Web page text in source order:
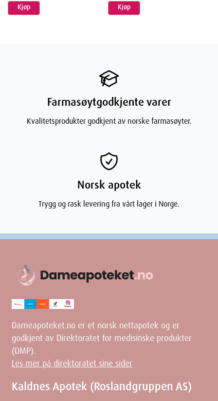
Kjøp Kjøp
Farmasøytgodkjente varer
Kvalitetsprodukter godkjent av norske farmasøyter.
Norsk apotek
Trygg og rask levering fra vårt lager i Norge.
Dameapoteket.no er et norsk nettapotek og er
godkjent av Direktoratet for medisinske produkter
(DMP).
Les mer på direktoratet sine sider
Kaldnes Apotek (Roslandgruppen AS)